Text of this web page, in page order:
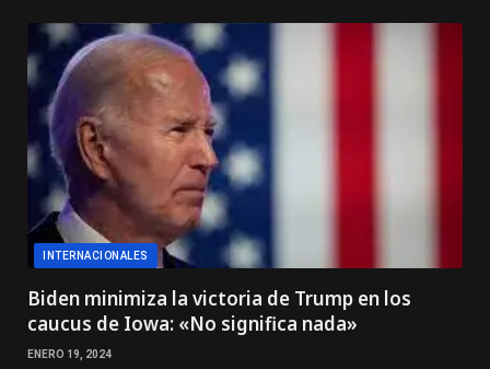
INTERNACIONALES
Biden minimiza la victoria de Trump en los
caucus de Iowa: «No significa nada»
ENERO 19, 2024